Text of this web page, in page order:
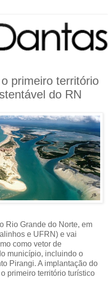
primeiro território
do RN
Rio Grande do Norte, em
e UFRN) e vai
como vetor de
município, incluindo o
Pirangi. A implantação do
primeiro território turístico